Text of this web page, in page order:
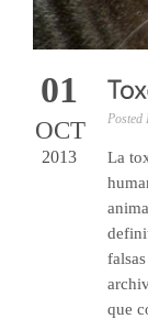
01
OCT
2013
Posted
La
que